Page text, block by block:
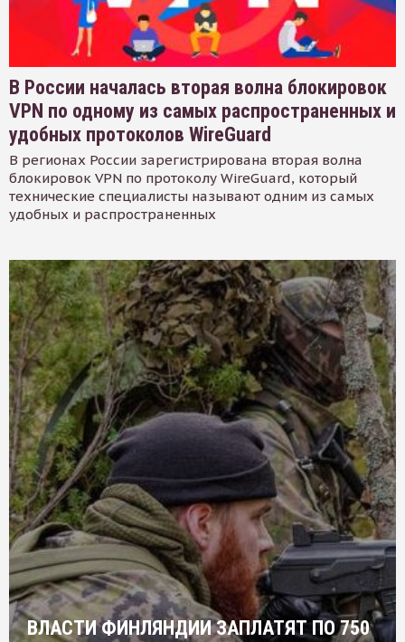
В России началась вторая волна блокировок
VPN по одному из самых распространенных и
удобных протоколов WireGuard
В регионах России зарегистрирована вторая волна
блокировок VPN по протоколу WireGuard, который
технические специалисты называют одним из самых
удобных и распространенных
ВЛАСТИ ФИНЛЯНДИИ ЗАПЛАТЯТ ПО 750